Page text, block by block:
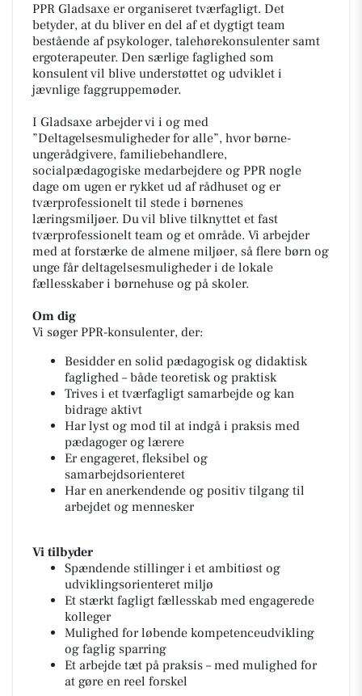
PPR Gladsaxe er organiseret tværfagligt. Det
betyder, at du bliver en del af et dygtigt team
bestående af psykologer, talehørekonsulenter samt
ergoterapeuter. Den særlige faglighed som
konsulent vil blive understøttet og udviklet i
jævnlige faggruppemøder.
I Gladsaxe arbejder vi i og med
”Deltagelsesmuligheder for alle”, hvor børne-
ungerådgivere, familiebehandlere,
socialpædagogiske medarbejdere og PPR nogle
dage om ugen er rykket ud af rådhuset og er
tværprofessionelt til stede i børnenes
læringsmiljøer. Du vil blive tilknyttet et fast
tværprofessionelt team og et område. Vi arbejder
med at forstærke de almene miljøer, så flere børn og
unge får deltagelsesmuligheder i de lokale
fællesskaber i børnehuse og på skoler.
Om dig
Vi søger PPR-konsulenter, der:
Besidder en solid pædagogisk og didaktisk
faglighed – både teoretisk og praktisk
Trives i et tværfagligt samarbejde og kan
bidrage aktivt
Har lyst og mod til at indgå i praksis med
pædagoger og lærere
Er engageret, fleksibel og
samarbejdsorienteret
Har en anerkendende og positiv tilgang til
arbejdet og mennesker
Vi tilbyder
Spændende stillinger i et ambitiøst og
udviklingsorienteret miljø
Et stærkt fagligt fællesskab med engagerede
kolleger
Mulighed for løbende kompetenceudvikling
og faglig sparring
Et arbejde tæt på praksis – med mulighed for
at gøre en reel forskel